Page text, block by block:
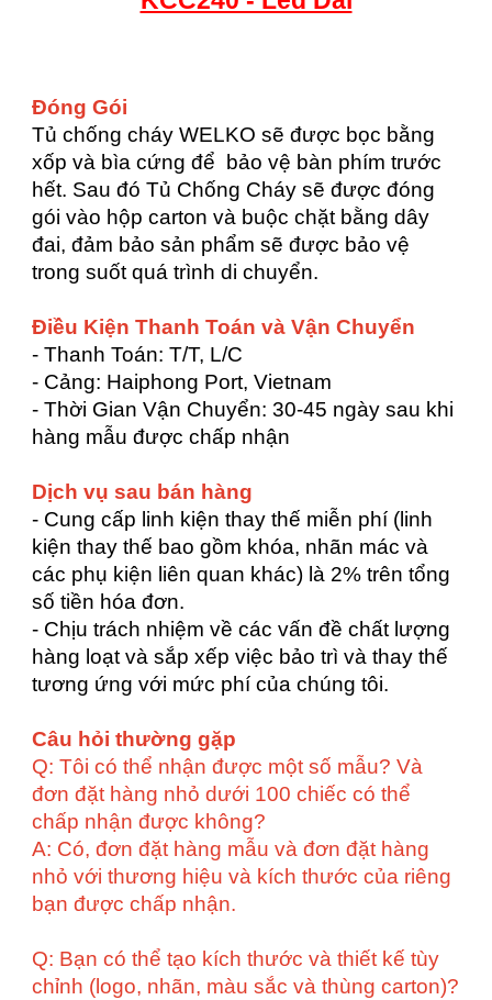
Đóng Gói
Tủ chống cháy WELKO sẽ được bọc bằng
xốp và bìa cứng để bảo vệ bàn phím trước
hết. Sau đó Tủ Chống Cháy sẽ được đóng
gói vào hộp carton và buộc chặt bằng dây
đai, đảm bảo sản phẩm sẽ được bảo vệ
trong suốt quá trình di chuyển.
Điều Kiện Thanh Toán và Vận Chuyển
- Thanh Toán: T/T, L/C
- Cảng: Haiphong Port, Vietnam
- Thời Gian Vận Chuyển: 30-45 ngày sau khi
hàng mẫu được chấp nhận
Dịch vụ sau bán hàng
- Cung cấp linh kiện thay thế miễn phí (linh
kiện thay thế bao gồm khóa, nhãn mác và
các phụ kiện liên quan khác) là 2% trên tổng
số tiền hóa đơn.
- Chịu trách nhiệm về các vấn đề chất lượng
hàng loạt và sắp xếp việc bảo trì và thay thế
tương ứng với mức phí của chúng tôi.
Câu hỏi thường gặp
Q: Tôi có thể nhận được một số mẫu? Và
đơn đặt hàng nhỏ dưới 100 chiếc có thể
chấp nhận được không?
A: Có, đơn đặt hàng mẫu và đơn đặt hàng
nhỏ với thương hiệu và kích thước của riêng
bạn được chấp nhận.
Q: Bạn có thể tạo kích thước và thiết kế tùy
chỉnh (logo, nhãn, màu sắc và thùng carton)?